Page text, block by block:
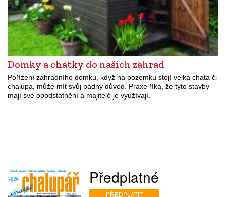
Domky a chatky do našich zahrad
Pořízení zahradního domku, když na pozemku stojí velká chata či
chalupa, může mít svůj pádný důvod. Praxe říká, že tyto stavby
mají své opodstatnění a majitelé je využívají.
Předplatné
PŘEDPLATIT